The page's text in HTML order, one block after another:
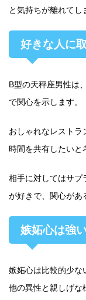
と気持ちが離れてし
好きな人に
B型の天秤座男性は
で関心を示します。
おしゃれなレスト
時間を共有したいと
相手に対してはサプ
が好きで、関心があ
嫉妬心は強
嫉妬心は比較的少な
他の異性と親しげな